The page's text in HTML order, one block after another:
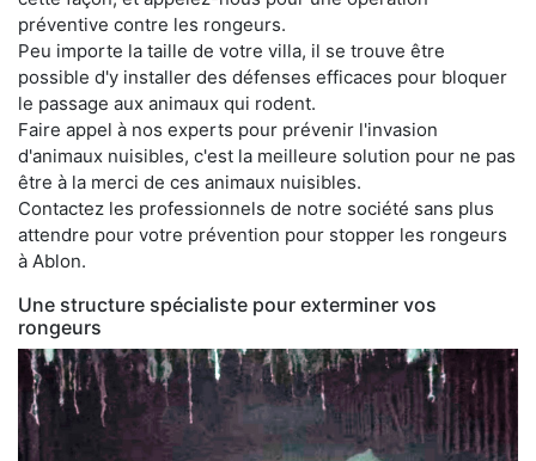
préventive contre les rongeurs.
Peu importe la taille de votre villa, il se trouve être
possible d'y installer des défenses efficaces pour bloquer
le passage aux animaux qui rodent.
Faire appel à nos experts pour prévenir l'invasion
d'animaux nuisibles, c'est la meilleure solution pour ne pas
être à la merci de ces animaux nuisibles.
Contactez les professionnels de notre société sans plus
attendre pour votre prévention pour stopper les rongeurs
à Ablon.
Une structure spécialiste pour exterminer vos
rongeurs